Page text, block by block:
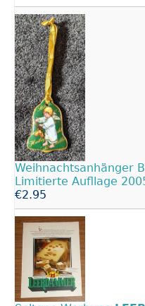
Weihnachtsanhänger
Limitierte Aufllage
€2.95